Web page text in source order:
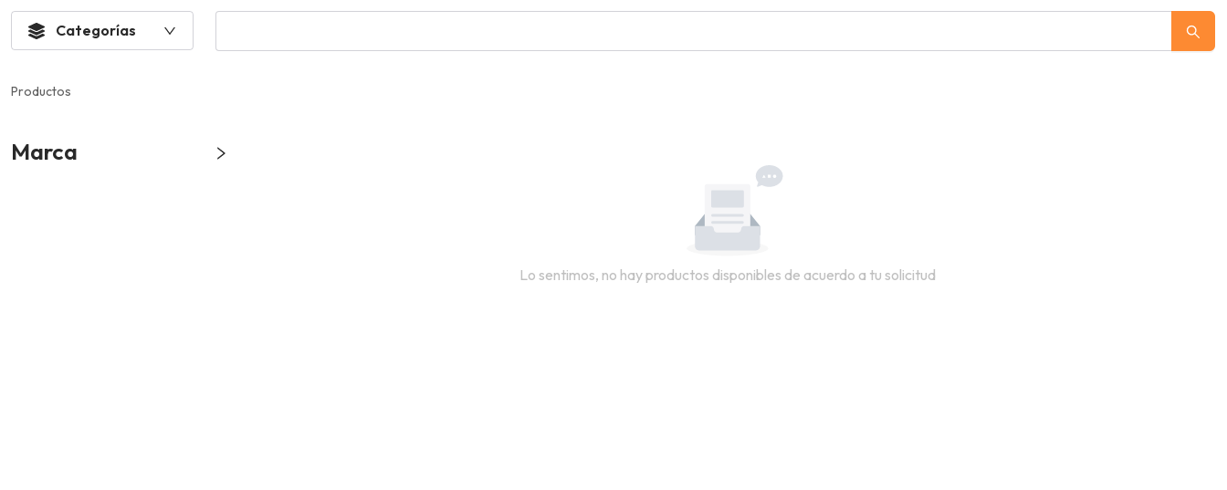
Categorías
Productos
Marca
Lo sentimos, no hay productos disponibles de acuerdo a tu solicitud